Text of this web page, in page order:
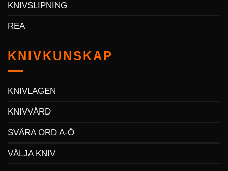
KNIVSLIPNING
REA
KNIVKUNSKAP
KNIVLAGEN
KNIVVÅRD
SVÅRA ORD A-Ö
VÄLJA KNIV